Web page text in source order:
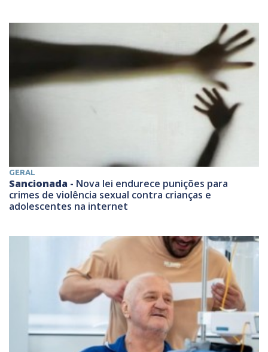
GERAL
Sancionada - Nova lei endurece punições para
crimes de violência sexual contra crianças e
adolescentes na internet